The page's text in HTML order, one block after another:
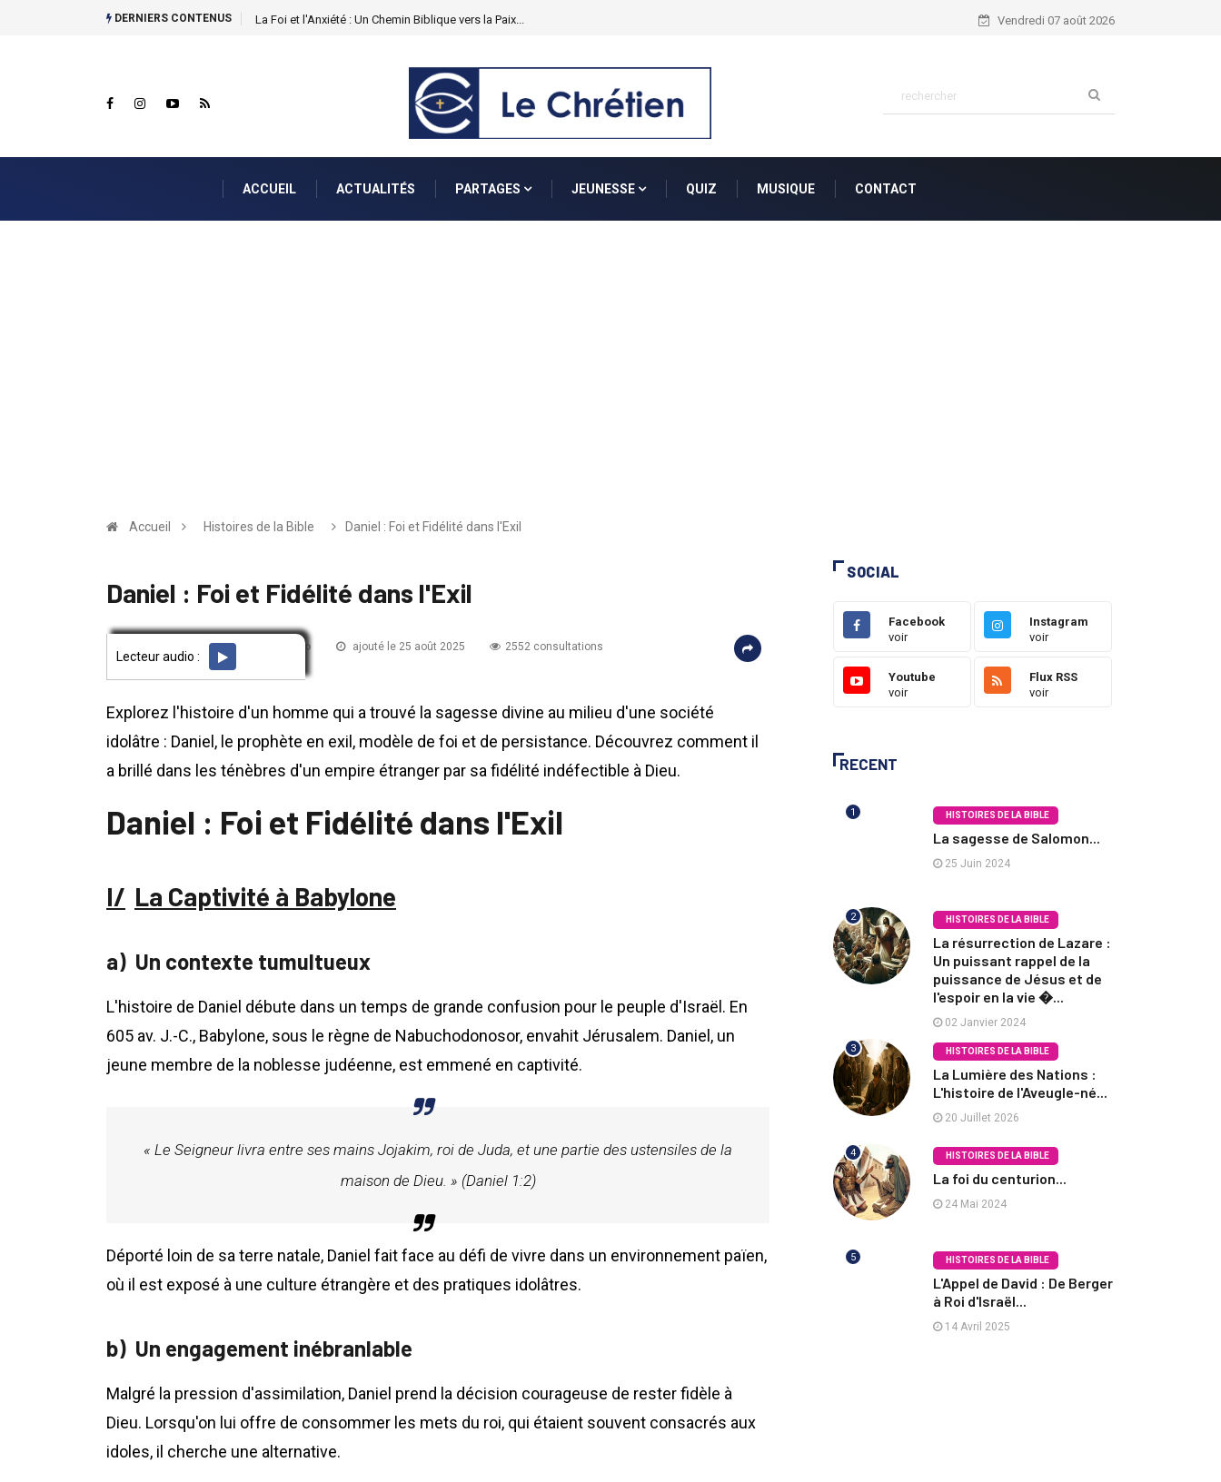
DERNIERS CONTENUS Nahum 1:7... Psaume 56:4...
Vendredi 07 août 2026
ACCUEIL ACTUALITÉS PARTAGES JEUNESSE QUIZ MUSIQUE CONTACT
Accueil Histoires de la Bible Daniel : Foi et Fidélité dans l'Exil
Daniel : Foi et Fidélité dans l'Exil
HISTOIRES DE LA BIBLE par Théo ajouté le 25 août 2025 2552 consultations
Lecteur audio :
Explorez l'histoire d'un homme qui a trouvé la sagesse divine au milieu d'une société
idolâtre : Daniel, le prophète en exil, modèle de foi et de persistance. Découvrez comment il
a brillé dans les ténèbres d'un empire étranger par sa fidélité indéfectible à Dieu.
Daniel : Foi et Fidélité dans l'Exil
La Captivité à Babylone
Un contexte tumultueux
L'histoire de Daniel débute dans un temps de grande confusion pour le peuple d'Israël. En
605 av. J.-C., Babylone, sous le règne de Nabuchodonosor, envahit Jérusalem. Daniel, un
jeune membre de la noblesse judéenne, est emmené en captivité.
« Le Seigneur livra entre ses mains Jojakim, roi de Juda, et une partie des ustensiles de la
maison de Dieu. » (Daniel 1:2)
Déporté loin de sa terre natale, Daniel fait face au défi de vivre dans un environnement païen,
où il est exposé à une culture étrangère et des pratiques idolâtres.
Un engagement inébranlable
Malgré la pression d'assimilation, Daniel prend la décision courageuse de rester fidèle à
Dieu. Lorsqu'on lui offre de consommer les mets du roi, qui étaient souvent consacrés aux
idoles, il cherche une alternative.
SOCIAL
Facebook
voir
Instagram
voir
Youtube
voir
Flux RSS
voir
RECENT
1 HISTOIRES DE LA BIBLE
La sagesse de Salomon...
25 Juin 2024
2 HISTOIRES DE LA BIBLE
La résurrection de Lazare :
Un puissant rappel de la
puissance de Jésus et de
l'espoir en la vie �...
02 Janvier 2024
3 HISTOIRES DE LA BIBLE
La Lumière des Nations :
L'histoire de l'Aveugle-né...
20 Juillet 2026
4 HISTOIRES DE LA BIBLE
La foi du centurion...
24 Mai 2024
5 HISTOIRES DE LA BIBLE
L'Appel de David : De Berger
à Roi d'Israël...
14 Avril 2025